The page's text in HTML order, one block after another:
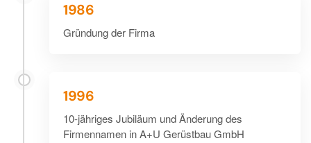
1986
Gründung der Firma
1996
10-jähriges Jubiläum und Änderung des
Firmennamen in A+U Gerüstbau GmbH